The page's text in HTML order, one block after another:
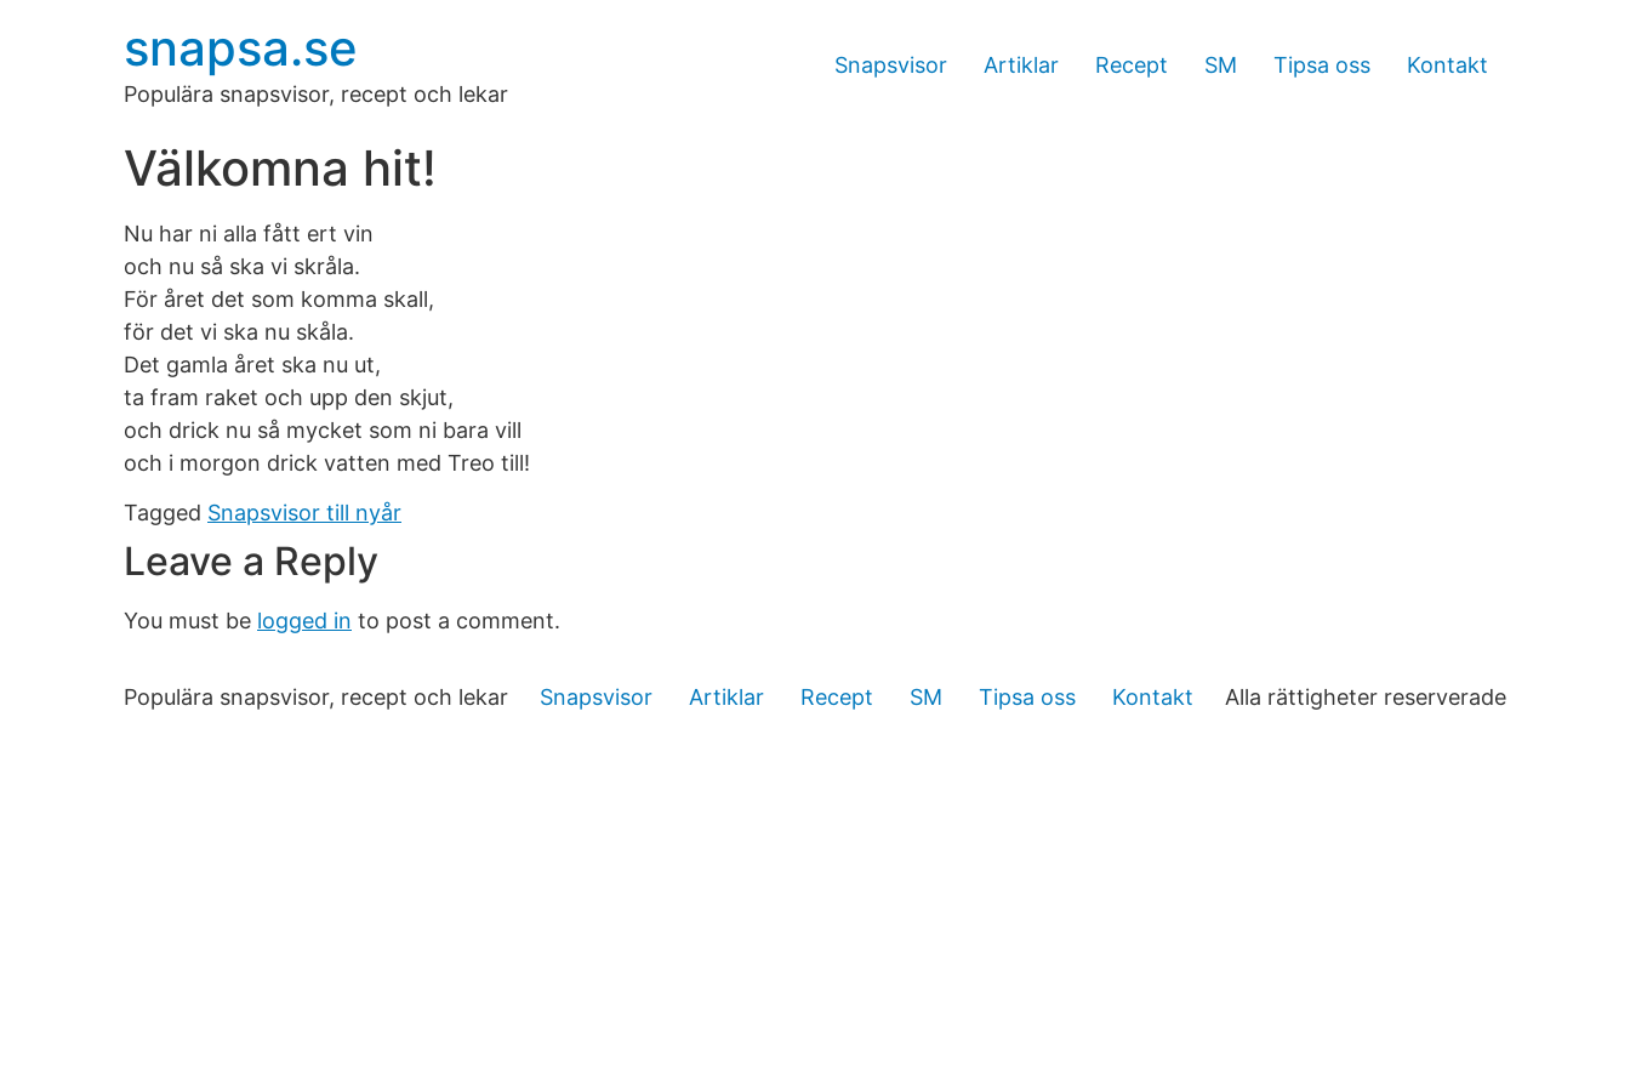
snapsa.se
Populära snapsvisor, recept och lekar
Snapsvisor Artiklar Recept SM Tipsa oss Kontakt
Välkomna hit!
Nu har ni alla fått ert vin
och nu så ska vi skråla.
För året det som komma skall,
för det vi ska nu skåla.
Det gamla året ska nu ut,
ta fram raket och upp den skjut,
och drick nu så mycket som ni bara vill
och i morgon drick vatten med Treo till!
Tagged Snapsvisor till nyår
Leave a Reply
You must be logged in to post a comment.
Populära snapsvisor, recept och lekar Snapsvisor Artiklar Recept SM Tipsa oss Kontakt Alla rättigheter reserverade